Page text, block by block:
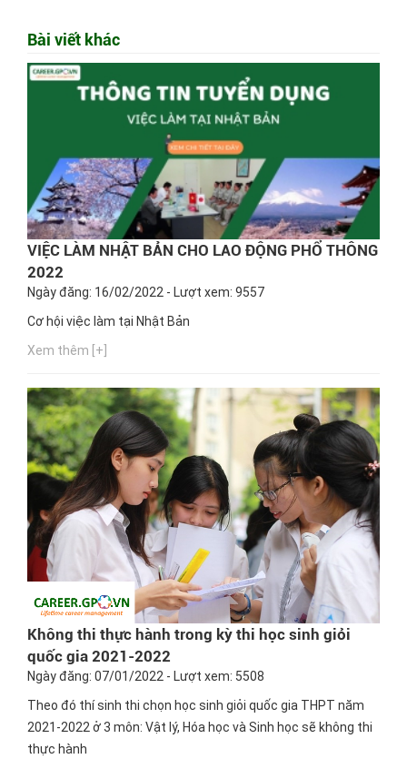
Bài viết khác
VIỆC LÀM NHẬT BẢN CHO LAO ĐỘNG PHỔ THÔNG
2022
Ngày đăng: 16/02/2022 - Lượt xem: 9557
Cơ hội việc làm tại Nhật Bản
Xem thêm [+]
Không thi thực hành trong kỳ thi học sinh giỏi
quốc gia 2021-2022
Ngày đăng: 07/01/2022 - Lượt xem: 5508
Theo đó thí sinh thi chọn học sinh giỏi quốc gia THPT năm
2021-2022 ở 3 môn: Vật lý, Hóa học và Sinh học sẽ không thi
thực hành